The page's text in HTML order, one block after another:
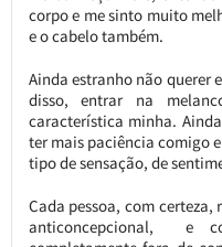
corpo e me sinto muito
e o cabelo também.
Ainda estranho não querer
disso, entrar na
característica minha.
ter mais paciência comigo
tipo de sensação, de
Cada pessoa, com certeza,
anticoncepcional, e